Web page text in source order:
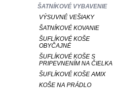
ŠATNÍKOVÉ VYBAVENIE
VÝSUVNÉ VEŠIAKY
ŠATNÍKOVÉ KOVANIE
ŠUFLÍKOVÉ KOŠE
OBYČAJNÉ
ŠUFLÍKOVÉ KOŠE S
PRIPEVNENÍM NA ČIELKA
ŠUFLÍKOVÉ KOŠE AMIX
KOŠE NA PRÁDLO